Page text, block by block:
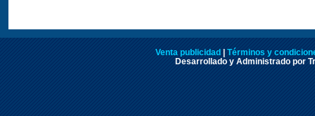
Venta publicidad
Términos y
Desarrollado y Administrado por